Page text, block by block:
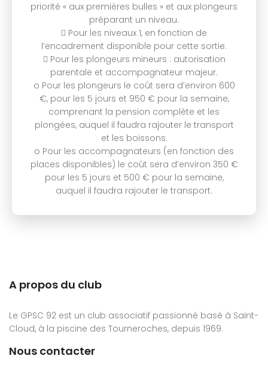
priorité « aux premières bulles » et aux plongeurs
préparant un niveau.
 Pour les niveaux 1, en fonction de
l’encadrement disponible pour cette sortie.
 Pour les plongeurs mineurs : autorisation
parentale et accompagnateur majeur.
o Pour les plongeurs le coût sera d’environ 600
€, pour les 5 jours et 950 € pour la semaine,
comprenant la pension complète et les
plongées, auquel il faudra rajouter le transport
et les boissons.
o Pour les accompagnateurs (en fonction des
places disponibles) le coût sera d’environ 350 €
pour les 5 jours et 500 € pour la semaine,
auquel il faudra rajouter le transport.
A propos du club
Le GPSC 92 est un club associatif passionné basé à Saint-
Cloud, à la piscine des Tourneroches, depuis 1969.
Nous contacter